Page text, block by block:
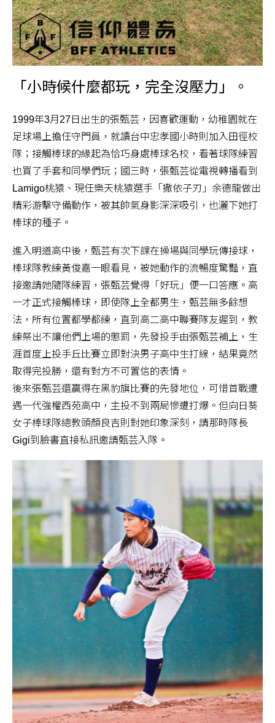
「小時候什麼都玩，完全沒壓力」。
1999年3月27日出生的張甄芸，因喜歡運動，幼稚園就在
足球場上擔任守門員，就讀台中忠孝國小時則加入田徑校
隊；接觸棒球的緣起為恰巧身處棒球名校，看著球隊練習
也買了手套和同學們玩；國三時，張甄芸從電視轉播看到
Lamigo桃猿、現任樂天桃猿選手「撒依子刃」余德龍做出
精彩游擊守備動作，被其帥氣身影深深吸引，也灑下她打
棒球的種子。
進入明道高中後，甄芸有次下課在操場與同學玩傳接球，
棒球隊教練黃俊嘉一眼看見，被她動作的流暢度驚豔，直
接邀請她隨隊練習，張甄芸覺得「好玩」便一口答應。高
一才正式接觸棒球，即使隊上全都男生，甄芸無多餘想
法，所有位置都學都練，直到高二高中聯賽隊友遲到，教
練祭出不讓他們上場的懲罰，先發投手由張甄芸補上，生
涯首度上投手丘比賽立即對決男子高中生打線，結果竟然
取得完投勝，還有對方不可置信的表情。
後來張甄芸還贏得在黑豹旗比賽的先發地位，可惜首戰遭
遇一代強權西苑高中，主投不到兩局慘遭打爆。但向日葵
女子棒球隊總教頭顏良吉則對她印象深刻，請那時隊長
Gigi到臉書直接私訊邀請甄芸入隊。